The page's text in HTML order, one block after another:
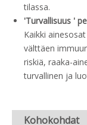
tilassa.
'Turvallisuus '
Kaikki
välttäen
riskiä, ​​raaka-
turvallinen ja
Kohokohdat